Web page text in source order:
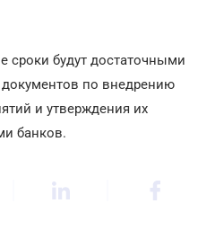
сроки будут достаточными
документов по внедрению
и утверждения их
банков.